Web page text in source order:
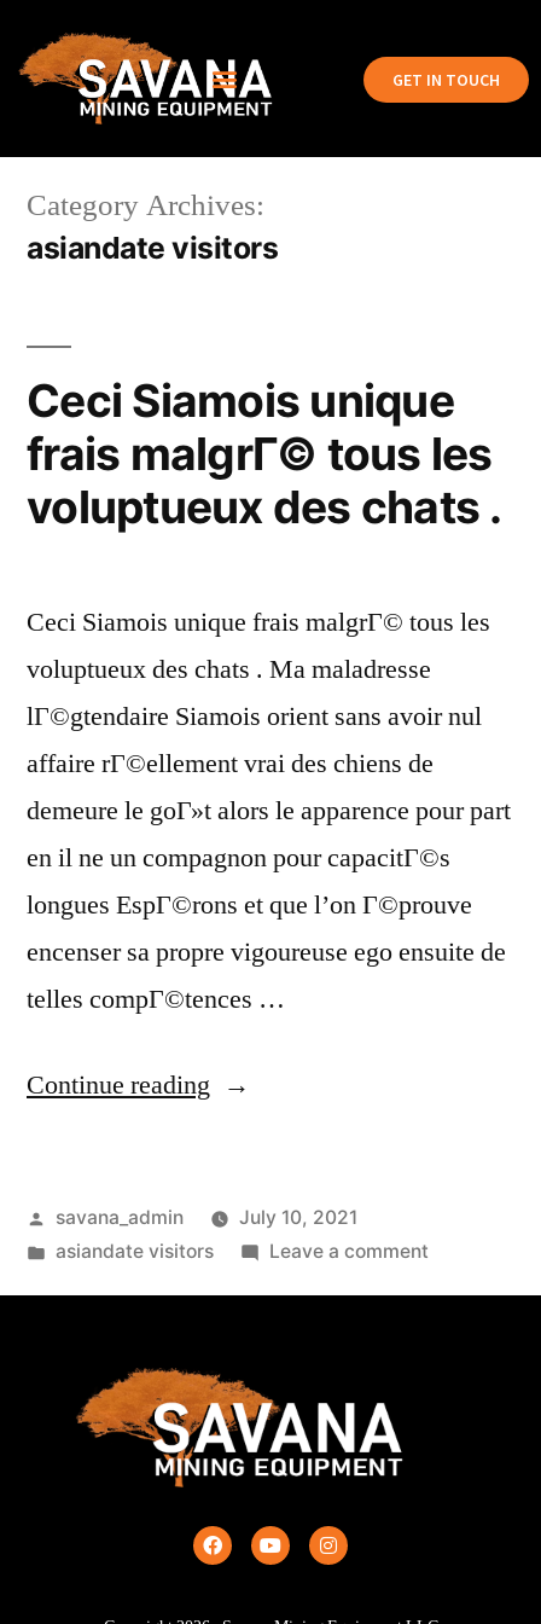
GET IN TOUCH
Category Archives:
asiandate visitors
Ceci Siamois unique
frais malgrГ© tous les
voluptueux des chats .
Ceci Siamois unique frais malgrГ© tous les
voluptueux des chats . Ma maladresse
lГ©gtendaire Siamois orient sans avoir nul
affaire rГ©ellement vrai des chiens de
demeure le goГ»t alors le apparence pour part
en il ne un compagnon pour capacitГ©s
longues EspГ©rons et que l’on Г©prouve
encenser sa propre vigoureuse ego ensuite de
telles compГ©tences …
Continue reading
savana_admin
July 10, 2021
asiandate visitors
Leave a comment